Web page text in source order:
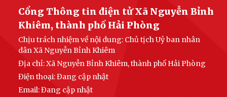
Chiến dịch “500 ngày đêm đẩy mạnh thực hiện tìm kiếm, quy tập và
xác định danh tính hài cốt liệt...
Kỷ niệm Ngày gia đình Việt Nam 28/6
KẾ HOẠCH Tiếp công dân của Chủ tịch Ủy ban nhân dân xã Quý III, IV
năm 2026
Tổ chức chi trả tiền bồi thường, hỗ trợ GPMB cho 100 hộ dân (đợt 1)
LIÊN KẾT WEB SITE
THỐNG KÊ TRUY CẬP